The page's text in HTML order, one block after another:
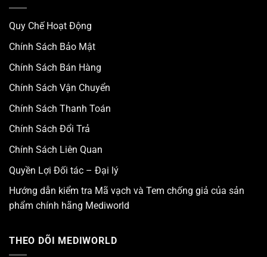
Quy Chế Hoạt Động
Chính Sách Bảo Mật
Chính Sách Bán Hàng
Chính Sách Vận Chuyển
Chính Sách Thanh Toán
Chính Sách Đổi Trả
Chính Sách Liên Quan
Quyền Lợi Đối tác – Đại lý
Hướng dẫn kiểm tra Mã vạch và Tem chống giả của sản
phẩm chính hãng Mediworld
THEO DÕI MEDIWORLD